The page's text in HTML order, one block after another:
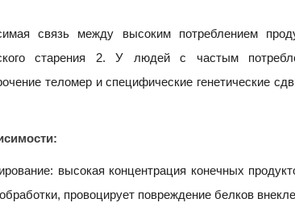
связь между высоким потреблением
старения 2. У людей с частым
теломер и специфические генетические
высокая концентрация конечных
провоцирует повреждение белков